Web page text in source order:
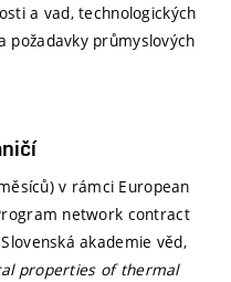
a vad, technologických
požadavky průmyslových
v rámci European
network contract
akademie věd,
properties of thermal